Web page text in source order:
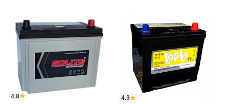
4.8 4.3